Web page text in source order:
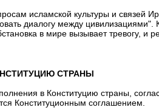
исламской культуры и
диалогу между цивилизациями".
в мире вызывает тревогу, и
СТРАНЫ
в Конституцию страны,
Конституционным соглашением.